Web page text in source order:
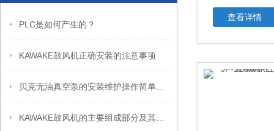
PLC是如何产生的？
KAWAKE鼓风机正确安装的注意事项
查看详情